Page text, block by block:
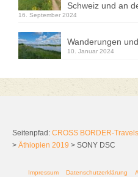
Schweiz und an
16. September 2024
Wanderungen
10. Januar 2024
Seitenpfad: CROSS BORDER-Travels
> Äthiopien 2019 > SONY DSC
Impressum Datenschutzerklärung